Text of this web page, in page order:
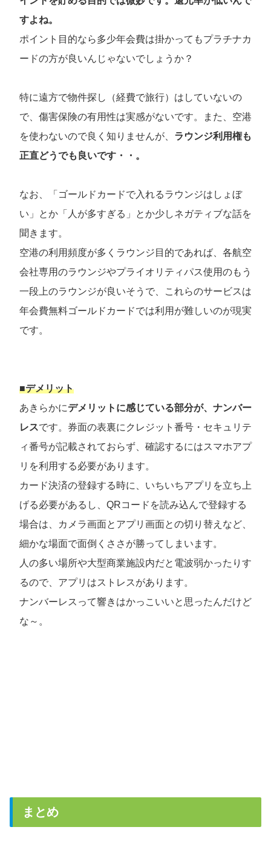
すよね。
ポイント目的なら多少年会費は掛かってもプラチナカ
ードの方が良いんじゃないでしょうか？
特に遠方で物件探し（経費で旅行）はしていないの
で、傷害保険の有用性は実感がないです。また、空港
を使わないので良く知りませんが、 ラウンジ利用権も
正直どうでも良いです・・。
なお、「ゴールドカードで入れるラウンジはしょぼ
い」とか「人が多すぎる」とか少しネガティブな話を
聞きます。
空港の利用頻度が多くラウンジ目的であれば、各航空
会社専用のラウンジやプライオリティパス使用のもう
一段上のラウンジが良いそうで、これらのサービスは
年会費無料ゴールドカードでは利用が難しいのが現実
です。
■デメリット
あきらかにデメリットに感じている部分が、ナンバー
レスです。券面の表裏にクレジット番号・セキュリテ
ィ番号が記載されておらず、確認するにはスマホアプ
リを利用する必要があります。
カード決済の登録する時に、いちいちアプリを立ち上
げる必要があるし、QRコードを読み込んで登録する
場合は、カメラ画面とアプリ画面との切り替えなど、
細かな場面で面倒くささが勝ってしまいます。
人の多い場所や大型商業施設内だと電波弱かったりす
るので、アプリはストレスがあります。
ナンバーレスって響きはかっこいいと思ったんだけど
な～。
まとめ